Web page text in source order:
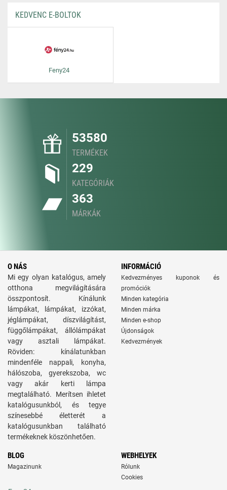
KEDVENC E-BOLTOK
Feny24
53580
TERMÉKEK
229
KATEGÓRIÁK
363
MÁRKÁK
O NÁS
Mi egy olyan katalógus, amely
otthona megvilágítására
összpontosít. Kínálunk
lámpákat, lámpákat, izzókat,
jéglámpákat, díszvilágítást,
függőlámpákat, állólámpákat
vagy asztali lámpákat.
Röviden: kínálatunkban
mindenféle nappali, konyha,
hálószoba, gyerekszoba, wc
vagy akár kerti lámpa
megtalálható. Merítsen ihletet
katalógusunkból, és tegye
színesebbé életterét a
katalógusunkban található
termékeknek köszönhetően.
INFORMÁCIÓ
Kedvezményes kuponok és
promóciók
Minden kategória
Minden márka
Minden e-shop
Újdonságok
Kedvezmények
BLOG
Magazinunk
WEBHELYEK
Rólunk
Cookies